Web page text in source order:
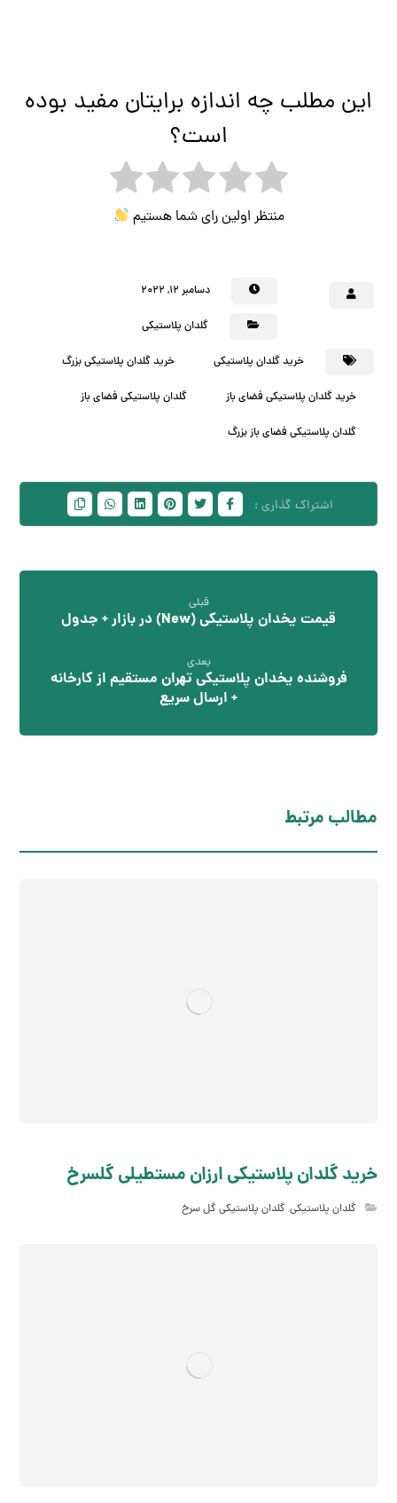
این مطلب چه اندازه برایتان مفید بوده
است؟
منتظر اولین رای شما هستیم
دسامبر ۱۲, ۲۰۲۲
گلدان پلاستیکی
خرید گلدان پلاستیکی خرید گلدان پلاستیکی بزرگ
خرید گلدان پلاستیکی فضای باز گلدان پلاستیکی فضای باز
گلدان پلاستیکی فضای باز بزرگ
قبلی
قیمت یخدان پلاستیکی (New) در بازار + جدول
بعدی
فروشنده یخدان پلاستیکی تهران مستقیم از کارخانه
+ ارسال سریع
مطالب مرتبط
خرید گلدان پلاستیکی ارزان مستطیلی گلسرخ
گلدان پلاستیکی,گلدان پلاستیکی گل سرخ